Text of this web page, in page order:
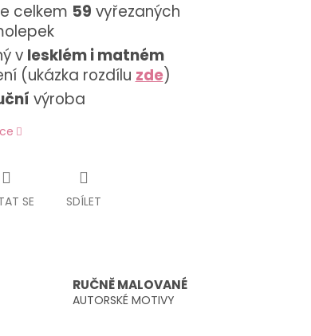
celkem 59 vyřezaných
v lesklém i matném
(ukázka rozdíluzde)
výroba
SE SDÍLET
RUČNĚ MALOVANÉ
AUTORSKÉ MOTIVY